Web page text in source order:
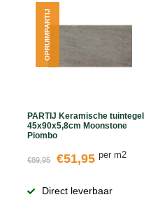
PARTIJ Keramische tuintegel
45x90x5,8cm Moonstone
Piombo
€89,95 €51,95 per m2
Direct leverbaar
OPRUIMPARTIJ